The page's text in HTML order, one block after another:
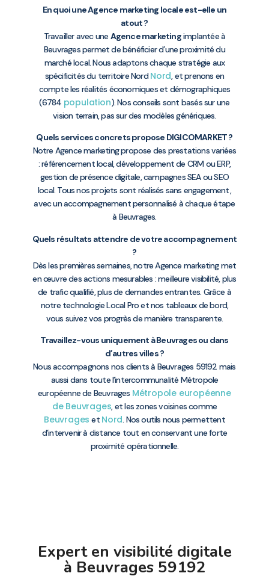
En quoi une Agence marketing locale est-elle un
atout ?
Travailler avec une Agence marketingimplantée à
Beuvrages permet de bénéficier d’une proximité du
marché local. Nous adaptons chaque stratégie aux
spécificités du territoire NordNord, et prenons en
compte les réalités économiques et démographiques
(6784 population). Nos conseils sont basés sur une
vision terrain, pas sur des modèles génériques.
Quels services concrets propose DIGICOMARKET ?
Notre Agence marketing propose des prestations variées
: référencement local, développement de CRM ou ERP,
gestion de présence digitale, campagnes SEA ou SEO
local. Tous nos projets sont réalisés sans engagement,
avec un accompagnement personnalisé à chaque étape
à Beuvrages.
Quels résultats attendre de votre accompagnement
?
Dès les premières semaines, notre Agence marketing met
en œuvre des actions mesurables : meilleure visibilité, plus
de trafic qualifié, plus de demandes entrantes. Grâce à
notre technologie Local Pro et nos tableaux de bord,
vous suivez vos progrès de manière transparente.
Travaillez-vous uniquement à Beuvrages ou dans
d’autres villes ?
Nous accompagnons nos clients à Beuvrages 59192 mais
aussi dans toute l’intercommunalité Métropole
européenne de Beuvrages Métropole européenne
de Beuvrages, et les zones voisines comme
Beuvrages et Nord. Nos outils nous permettent
d’intervenir à distance tout en conservant une forte
proximité opérationnelle.
Expert en visibilité digitale
à Beuvrages 59192